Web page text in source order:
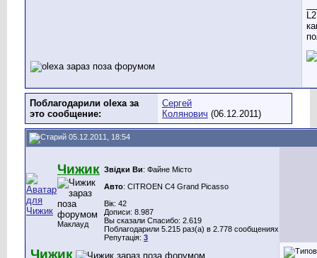
Поблагодарили olexa за
это сообщение:
Сергей
Колянович (06.12.2011)
05.12.2011, 18:54
Чижик
Маклауд
Звідки Ви: Файне Місто
Авто: CITROEN C4 Grand Picasso
Вік: 42
Дописи: 8.987
Вы сказали Спасибо: 2.619
Поблагодарили 5.215 раз(а) в 2.778 сообщениях
Репутація: 3
Чижик